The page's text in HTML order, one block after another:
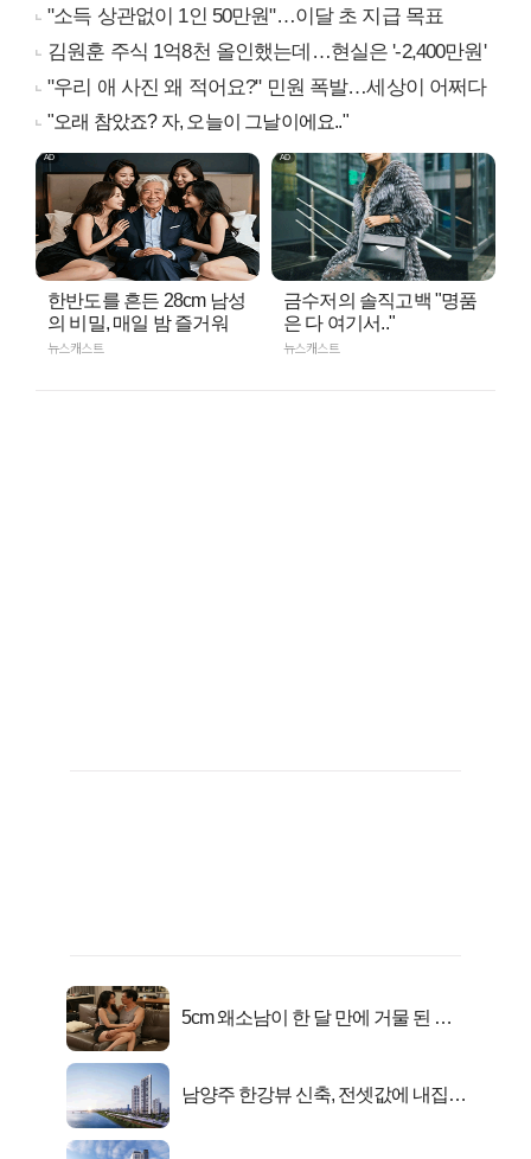
"소득 상관없이 1인 50만원"…이달 초 지급 목표
김원훈 주식 1억8천 올인했는데…현실은 '-2,400만원'
"우리 애 사진 왜 적어요?" 민원 폭발…세상이 어쩌다
"오래 참았죠? 자, 오늘이 그날이에요.."
한반도를 흔든 28cm 남성
의 비밀, 매일 밤 즐거워
뉴스캐스트
금수저의 솔직고백 "명품
은 다 여기서.."
뉴스캐스트
5cm 왜소남이 한 달 만에 거물 된 사
남양주 한강뷰 신축, 전셋값에 내집마